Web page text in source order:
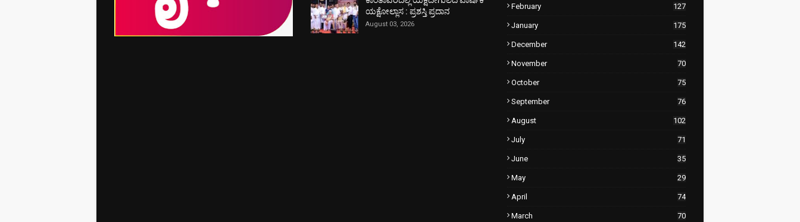
ಯಕ್ಷೋಲ್ಲಾಸ : ಪ್ರಶಸ್ತಿ ಪ್ರದಾನ
August 03, 2026
February 127
January 175
December 142
November 70
October 75
September 76
August 102
July 71
June 35
May 29
April 74
March 70